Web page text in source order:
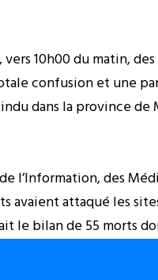
10h00 du matin,
confusion et une
dans la province
l’Information, des
avaient attaqué les
bilan de 55 morts